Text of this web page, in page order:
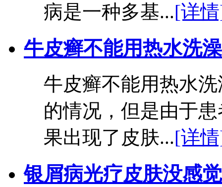
病是一种多基...[详
牛皮癣不能用热水洗澡
牛皮癣不能用热水
的情况，但是由于
果出现了皮肤...[详
银屑病光疗皮肤没感觉